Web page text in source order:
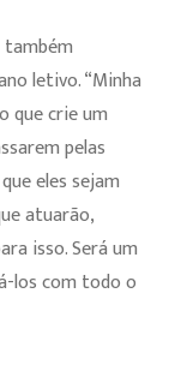
também
letivo. “Minha
que crie um
pelas
eles sejam
atuarão,
isso. Será um
los com todo o